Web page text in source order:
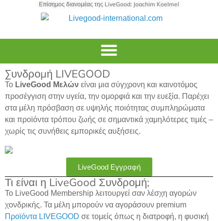
Επίσημος διανομέας της LiveGood: Joachim Koelmel
Συνδρομή LIVEGOOD
Το LiveGood Μελών είναι μια σύγχρονη και καινοτόμος
προσέγγιση στην υγεία, την ομορφιά και την ευεξία. Παρέχει
στα μέλη πρόσβαση σε υψηλής ποιότητας συμπληρώματα
και προϊόντα τρόπου ζωής σε σημαντικά χαμηλότερες τιμές –
χωρίς τις συνήθεις εμπορικές αυξήσεις.
LiveGood Εγγραφή
Τι είναι η LiveGood Συνδρομή;
Το LiveGood Membership λειτουργεί σαν λέσχη αγορών
χονδρικής. Τα μέλη μπορούν να αγοράσουν premium
Προϊόντα LIVEGOOD σε τομείς όπως η διατροφή, η φυσική